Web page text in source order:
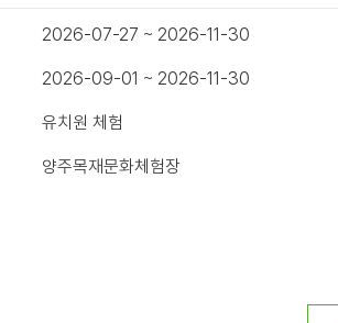
2026-07-27 ~ 2026-11-30
2026-09-01 ~ 2026-11-30
유치원 체험
양주목재문화체험장